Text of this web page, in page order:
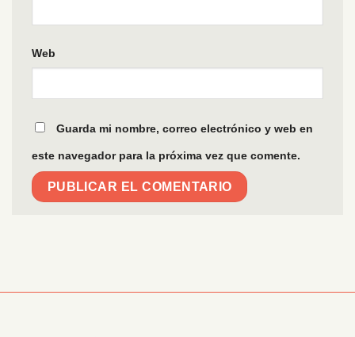
Web
Guarda mi nombre, correo electrónico y web en
este navegador para la próxima vez que comente.